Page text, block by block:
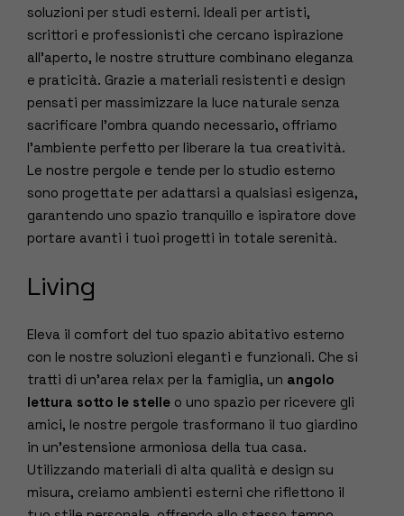
soluzioni per studi esterni. Ideali per artisti,
scrittori e professionisti che cercano ispirazione
all’aperto, le nostre strutture combinano eleganza
e praticità. Grazie a materiali resistenti e design
pensati per massimizzare la luce naturale senza
sacrificare l’ombra quando necessario, offriamo
l’ambiente perfetto per liberare la tua creatività.
Le nostre pergole e tende per lo studio esterno
sono progettate per adattarsi a qualsiasi esigenza,
garantendo uno spazio tranquillo e ispiratore dove
portare avanti i tuoi progetti in totale serenità.
Living
Eleva il comfort del tuo spazio abitativo esterno
con le nostre soluzioni eleganti e funzionali. Che si
tratti di un’area relax per la famiglia, un angolo
lettura sotto le stelle o uno spazio per ricevere gli
amici, le nostre pergole trasformano il tuo giardino
in un’estensione armoniosa della tua casa.
Utilizzando materiali di alta qualità e design su
misura, creiamo ambienti esterni che riflettono il